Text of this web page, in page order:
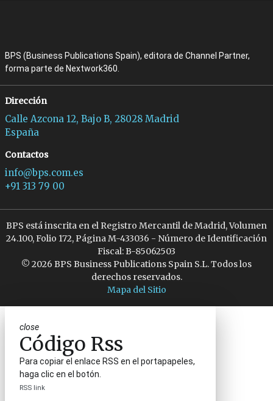
BPS (Business Publications Spain), editora de Channel Partner,
forma parte de Nextwork360.
Dirección
Calle Azcona 12, Bajo B, 28028 Madrid
España
Contactos
info@bps.com.es
+91 313 79 00
BPS está inscrita en el Registro Mercantil de Madrid, Volumen
24.100, Folio 172, Página M-433036 - Número de Identificación
Fiscal: B-85062503
© 2026 BPS Business Publications Spain S.L. Todos los
derechos reservados.
Mapa del Sitio
close
Código Rss
Para copiar el enlace RSS en el portapapeles,
haga clic en el botón.
RSS link